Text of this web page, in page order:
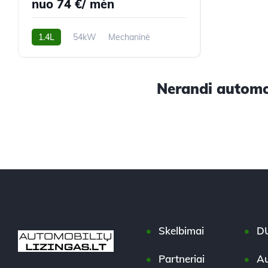
nuo 74 €/ mėn
1.4L 54kW
Mechaninė
Nerandi
Skelbimai
Partneriai